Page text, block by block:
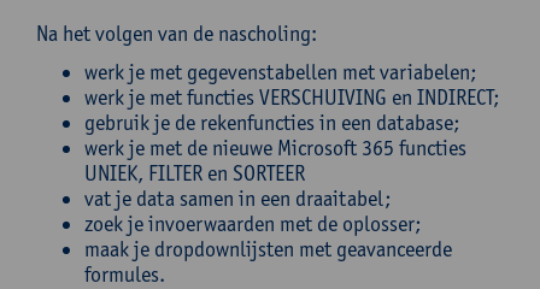
Na het volgen van de nascholing:
werk je met gegevenstabellen met variabelen;
werk je met functies VERSCHUIVING en INDIRECT;
gebruik je de rekenfuncties in een database;
werk je met de nieuwe Microsoft 365 functies
UNIEK, FILTER en SORTEER
vat je data samen in een draaitabel;
zoek je invoerwaarden met de oplosser;
maak je dropdownlijsten met geavanceerde
formules.